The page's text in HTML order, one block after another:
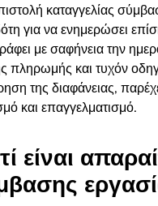
καταγγελίας
για να ενημερώσει
με σαφήνεια την
πληρωμής και τυχόν
της διαφάνειας,
και επαγγελματισμό.
είναι